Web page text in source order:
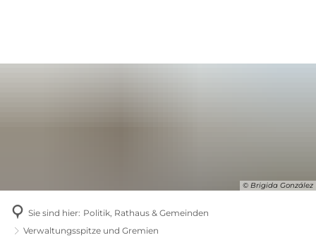
© Brigida González
Sie sind hier: Politik, Rathaus & Gemeinden
Verwaltungsspitze und Gremien